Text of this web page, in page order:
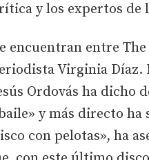
y los expertos de
encuentran entre The
Virginia Díaz.
Ordovás ha dicho
y más directo ha
con pelotas», ha